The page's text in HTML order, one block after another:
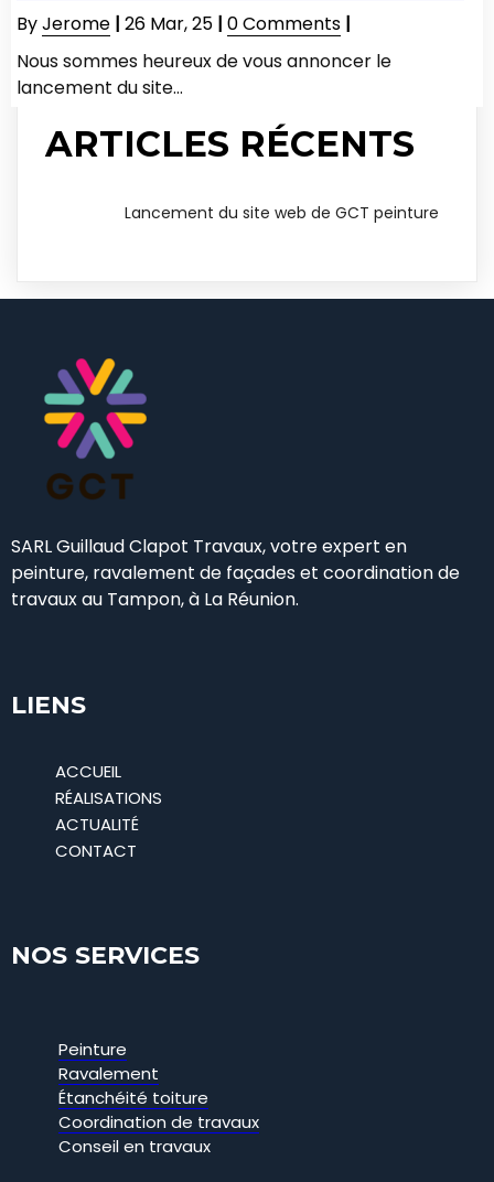
ByJerome | 26 Mar, 25 | 0 Comments |
Nous sommes heureux de vous annoncer le
lancement du site…
ARTICLES RÉCENTS
Lancement du site web de GCT peinture
SARL Guillaud Clapot Travaux, votre expert en
peinture, ravalement de façades et coordination de
travaux au Tampon, à La Réunion.
LIENS
ACCUEIL
RÉALISATIONS
ACTUALITÉ
CONTACT
NOS SERVICES
Peinture
Ravalement
Étanchéité toiture
Coordination de travaux
Conseil en travaux